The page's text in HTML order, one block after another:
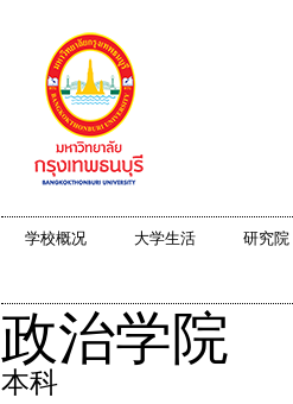
学校概况 大学生活 研究院
政治学院
本科